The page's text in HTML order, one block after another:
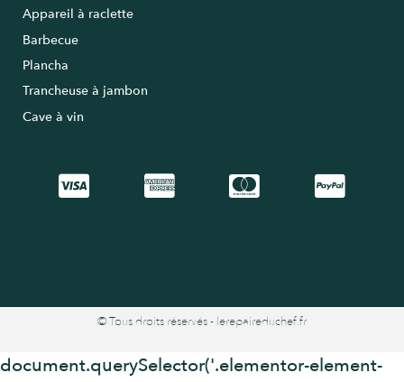
Appareil à raclette
Barbecue
Plancha
Trancheuse à jambon
Cave à vin
© Tous droits réservés - lerepaireduchef.fr
document.querySelector('.elementor-element-